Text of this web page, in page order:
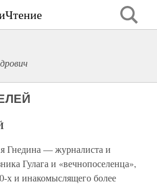
Гнедина — журналиста и
Гулага и «вечнопоселенца»,
х и инакомыслящего более